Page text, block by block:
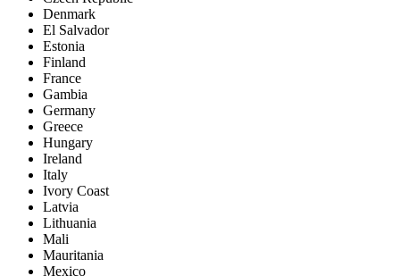
Denmark
El Salvador
Estonia
Finland
France
Gambia
Germany
Greece
Hungary
Ireland
Italy
Ivory Coast
Latvia
Lithuania
Mali
Mauritania
Mexico